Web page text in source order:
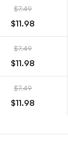
$7.49
$11.98
$7.49
$11.98
$7.49
$11.98